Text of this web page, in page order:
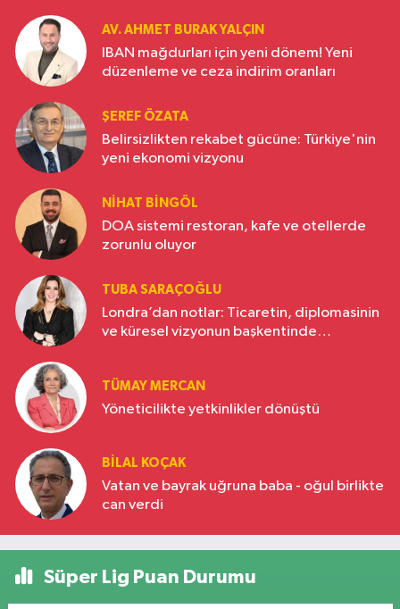
AV. AHMET BURAK YALÇIN
IBAN mağdurları için yeni dönem! Yeni
düzenleme ve ceza indirim oranları
ŞEREF ÖZATA
Belirsizlikten rekabet gücüne: Türkiye'nin
yeni ekonomi vizyonu
NIHAT BINGÖL
DOA sistemi restoran, kafe ve otellerde
zorunlu oluyor
TUBA SARAÇOĞLU
Londra’dan notlar: Ticaretin, diplomasinin
ve küresel vizyonun başkentinde
TÜMAY MERCAN
Yöneticilikte yetkinlikler dönüştü
BILAL KOÇAK
Vatan ve bayrak uğruna baba - oğul birlikte
can verdi
Süper Lig Puan Durumu